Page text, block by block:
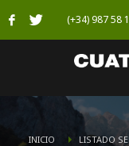
(+34) 987 58
INICIO
LISTADO